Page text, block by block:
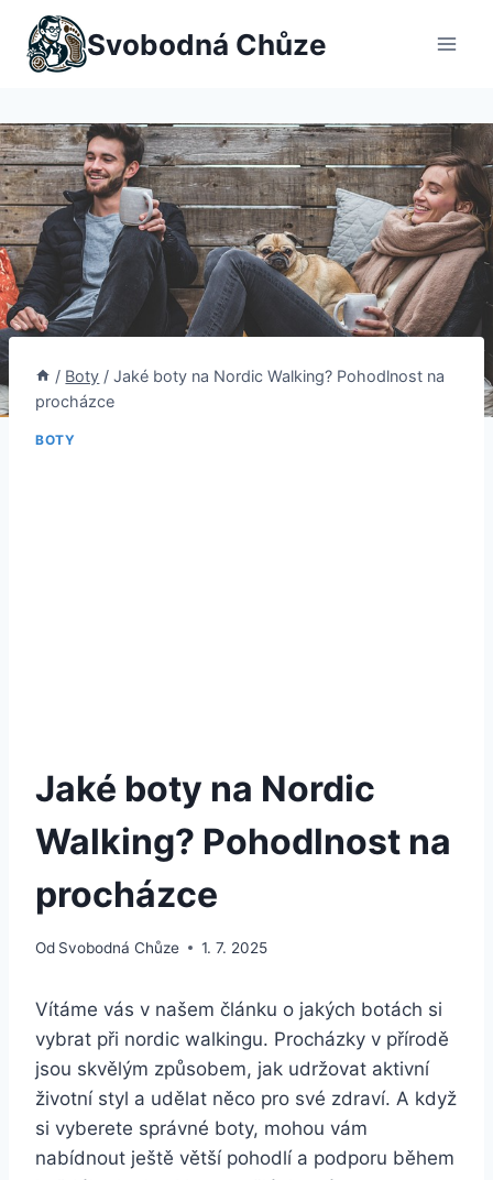
Přeskočit
obsah
Svobodná Chůze
/ Boty / Jaké boty na Nordic Walking? Pohodlnost na
procházce
BOTY
Jaké boty na Nordic
Walking? Pohodlnost na
procházce
Od Svobodná Chůze 1. 7. 2025
Vítáme‌ vás v našem​ článku o jakých botách si
vybrat ​při nordic ⁣walkingu. Procházky v přírodě
jsou skvělým způsobem, jak ‍udržovat aktivní
životní⁣ styl a udělat‍ něco pro své zdraví. ⁢A⁤ když
​si vyberete správné boty, mohou vám
nabídnout ještě větší​ pohodlí a podporu​ během